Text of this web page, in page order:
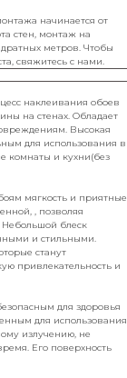
начинается от
стен, монтаж на
метров. Чтобы
свяжитесь с нами.
наклеивания обоев
на стенах. Обладает
Высокая
для использования в
комнаты и кухни(без
мягкость и приятные
, позволяя
Небольшой блеск
и стильными.
станут
привлекательность и
для здоровья
для использования
излучению, не
Его поверхность